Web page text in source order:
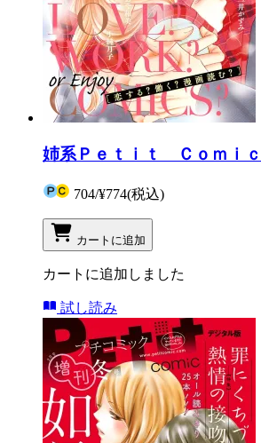
姉系Ｐｅｔｉｔ Ｃｏｍｉｃ
704/¥774(税込)
カートに追加
カートに追加しました
試し読み